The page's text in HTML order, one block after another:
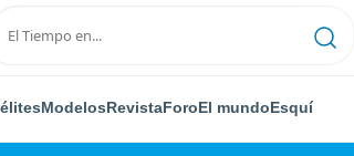
ModelosRevistaForoEl mundoEsquí